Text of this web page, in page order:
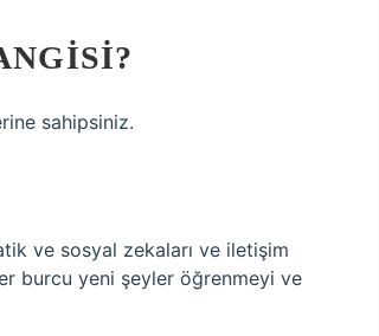
sahipsiniz.
ve sosyal zekaları ve iletişim
burcu yeni şeyler öğrenmeyi ve